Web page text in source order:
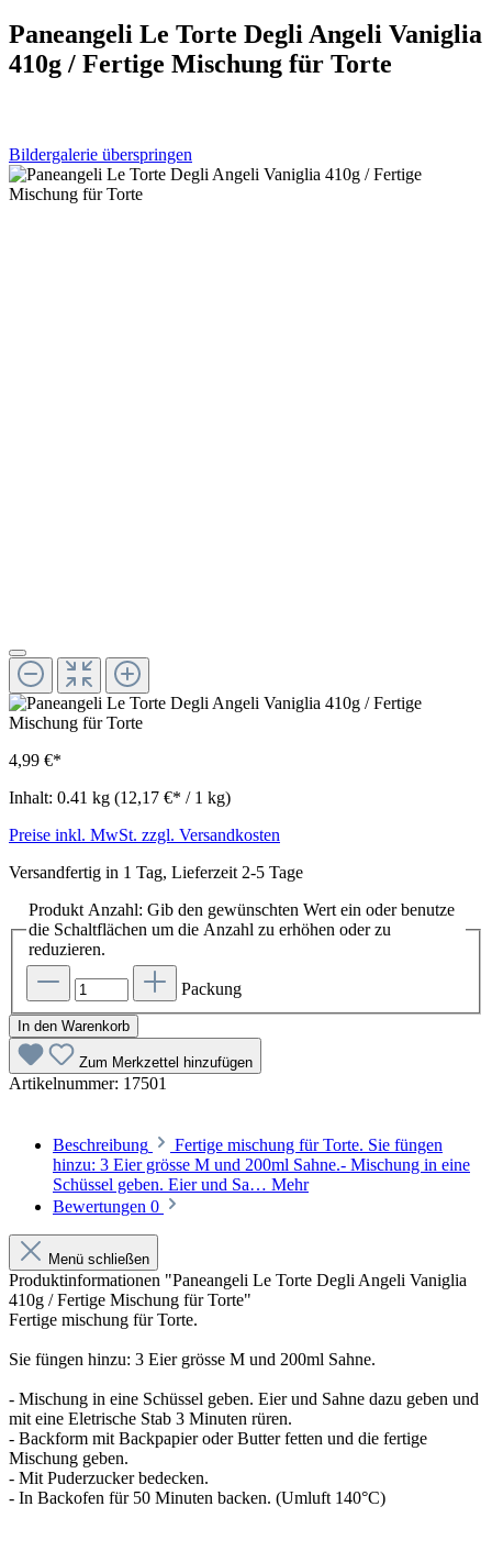
Paneangeli Le Torte Degli Angeli Vaniglia
410g / Fertige Mischung für Torte
Bildergalerie überspringen
4,99 €*
Inhalt: 0.41 kg (12,17 €* / 1 kg)
Preise inkl. MwSt. zzgl. Versandkosten
Versandfertig in 1 Tag, Lieferzeit 2-5 Tage
Produkt Anzahl: Gib den gewünschten Wert ein oder benutze
die Schaltflächen um die Anzahl zu erhöhen oder zu
reduzieren.
Packung
In den Warenkorb
Zum Merkzettel hinzufügen
Artikelnummer: 17501
Beschreibung
Fertige mischung für Torte. Sie füngen
hinzu: 3 Eier grösse M und 200ml Sahne.- Mischung in eine
Schüssel geben. Eier und Sa… Mehr
Bewertungen 0
Menü schließen
Produktinformationen "Paneangeli Le Torte Degli Angeli Vaniglia
410g / Fertige Mischung für Torte"
Fertige mischung für Torte.
Sie füngen hinzu: 3 Eier grösse M und 200ml Sahne.
- Mischung in eine Schüssel geben. Eier und Sahne dazu geben und
mit eine Eletrische Stab 3 Minuten rüren.
- Backform mit Backpapier oder Butter fetten und die fertige
Mischung geben.
- Mit Puderzucker bedecken.
- In Backofen für 50 Minuten backen. (Umluft 140°C)